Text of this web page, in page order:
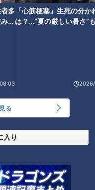
多
た
「心筋梗塞」生死の分か
は？…“夏の厳しい暑さ”
る
入り